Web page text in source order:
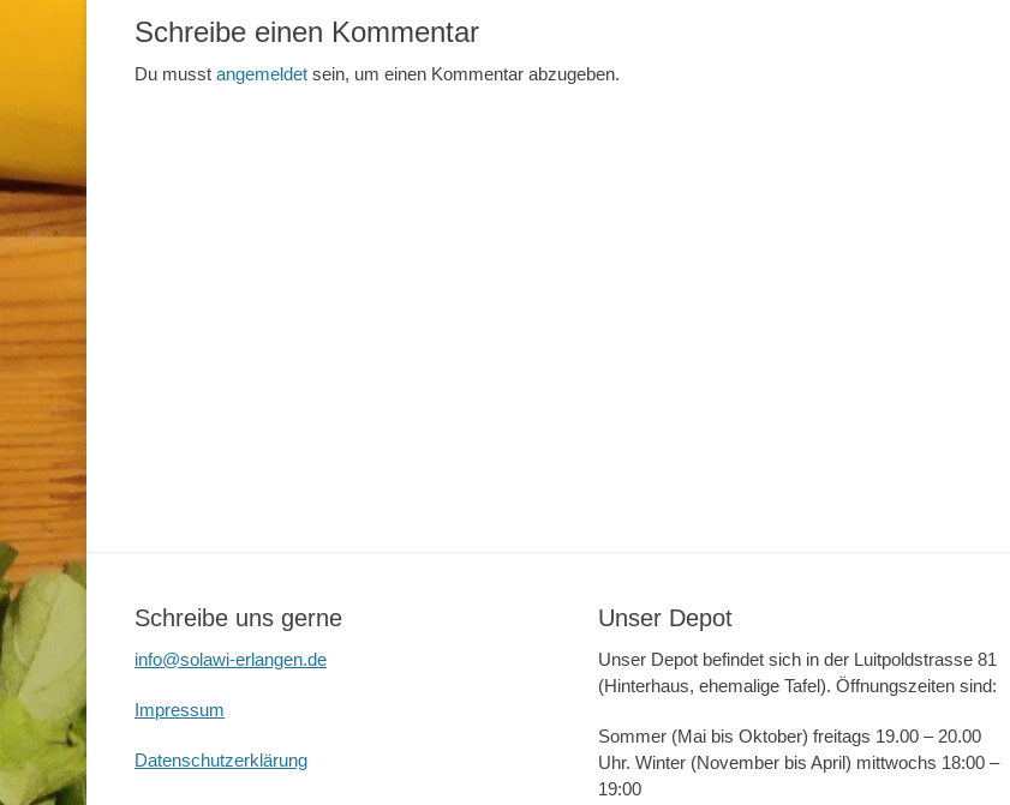
Schreibe einen Kommentar
Du musst angemeldet sein, um einen Kommentar abzugeben.
Schreibe uns gerne
info@solawi-erlangen.de
Impressum
Datenschutzerklärung
Unser Depot
Unser Depot befindet sich in der Luitpoldstrasse 81
(Hinterhaus, ehemalige Tafel). Öffnungszeiten sind:
Sommer (Mai bis Oktober) freitags 19.00 – 20.00
Uhr. Winter (November bis April) mittwochs 18:00 –
19:00